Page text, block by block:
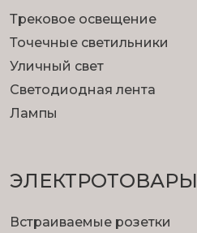
Трековое освещение
Точечные светильники
Уличный свет
Светодиодная лента
Лампы
ЭЛЕКТРОТОВАРЫ
Встраиваемые розетки